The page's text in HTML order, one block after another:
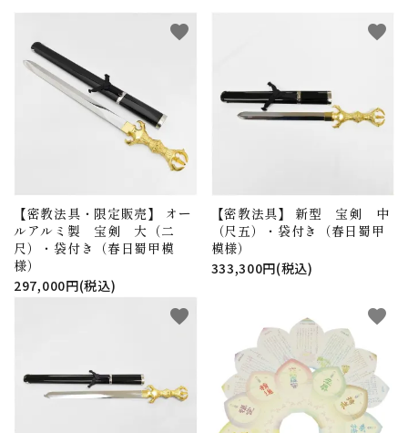
【密教法具・限定販売】 オー
ルアルミ製 宝剣 大（二
尺）・袋付き（春日蜀甲模
様）
297,000円(税込)
favorite
【密教法具】 新型 宝剣 中
（尺五）・袋付き（春日蜀甲
模様）
333,300円(税込)
favorite
favorite favorite